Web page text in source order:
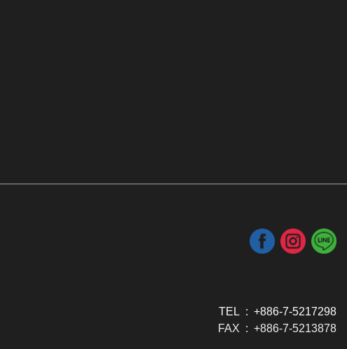
TEL : +886-7-5217298
FAX : +886-7-5213878